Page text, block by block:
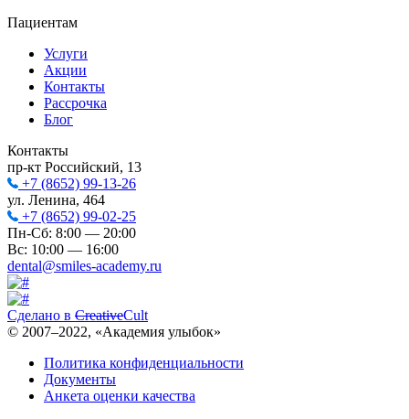
Пациентам
Услуги
Акции
Контакты
Рассрочка
Блог
Контакты
пр-кт Российский, 13
+7 (8652) 99-13-26
ул. Ленина, 464
+7 (8652) 99-02-25
Пн-Сб: 8:00 — 20:00
Вс: 10:00 — 16:00
dental@smiles-academy.ru
Сделано в CreativeCult
© 2007–2022, «Академия улыбок»
Политика конфиденциальности
Документы
Анкета оценки качества